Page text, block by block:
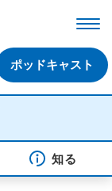
ポッドキャスト
知る